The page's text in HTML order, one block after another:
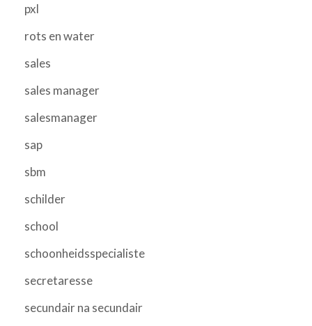
pxl
rots en water
sales
sales manager
salesmanager
sap
sbm
schilder
school
schoonheidsspecialiste
secretaresse
secundair na secundair